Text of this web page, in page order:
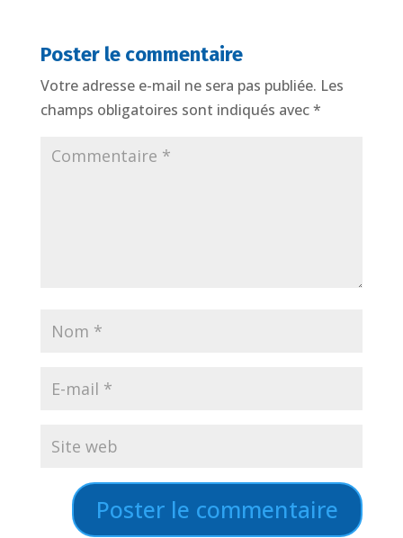
Poster le commentaire
Votre adresse e-mail ne sera pas publiée. Les
champs obligatoires sont indiqués avec*